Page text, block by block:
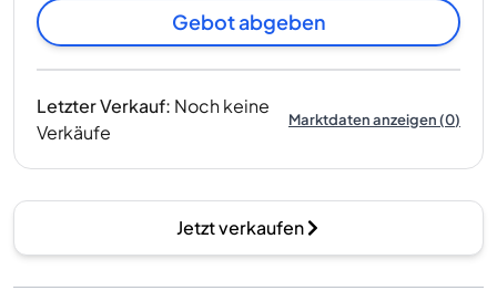
Gebot abgeben
Letzter Verkauf: Noch keine
Verkäufe
Marktdaten anzeigen(0)
Jetzt verkaufen